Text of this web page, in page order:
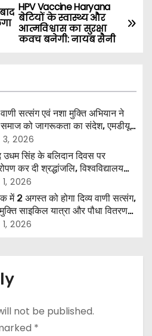
HPV Vaccine Haryana
बेटियों के स्वास्थ्य और
आत्मविश्वास का सुरक्षा
कवच बनेगी: नायब सैनी
वाणी सत्संग एवं नशा मुक्ति अभियान ने
समाज को जागरूकता का संदेश, एमडीयू
में हजारों लोगों ने लिया संकल्प
2026
उधम सिंह के बलिदान दिवस पर
कर दी श्रद्धांजलि, विश्वविद्यालय
अवकाश बहाल करने की उठी
2026
में 2 अगस्त को होगा दिव्य वाणी सत्संग,
साइकिल यात्रा और पौधा वितरण
2026
not be published.
*